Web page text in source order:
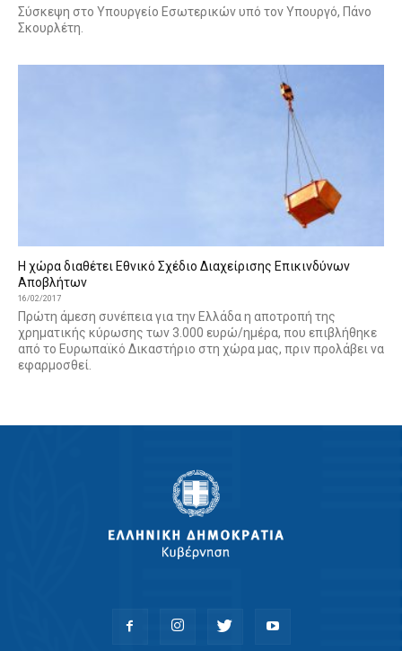
Σύσκεψη στο Υπουργείο Εσωτερικών υπό τον Υπουργό, Πάνο
Σκουρλέτη.
Η χώρα διαθέτει Εθνικό Σχέδιο Διαχείρισης Επικινδύνων
Αποβλήτων
16/02/2017
Πρώτη άμεση συνέπεια για την Ελλάδα η αποτροπή της
χρηματικής κύρωσης των 3.000 ευρώ/ημέρα, που επιβλήθηκε
από το Ευρωπαϊκό Δικαστήριο στη χώρα μας, πριν προλάβει να
εφαρμοσθεί.